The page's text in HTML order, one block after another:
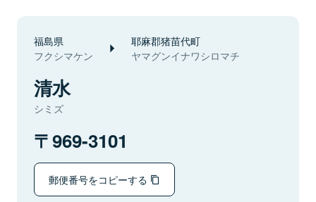
福島県
フクシマケン
耶麻郡猪苗代町
ヤマグンイナワシロマチ
清水
シミズ
969-3101
郵便番号をコピーする